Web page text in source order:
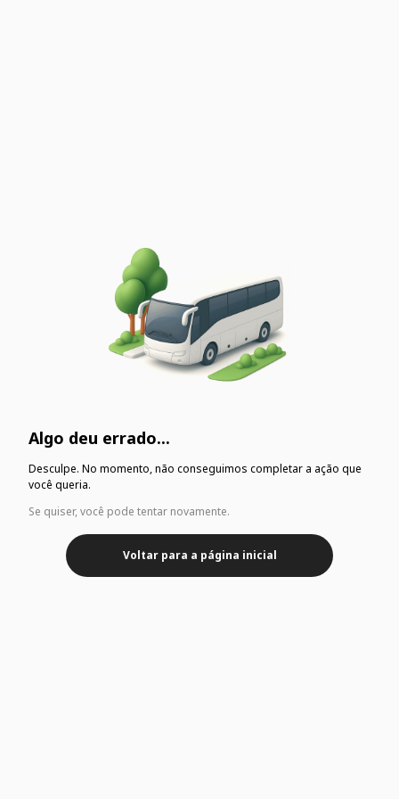
Algo deu errado...
Desculpe. No momento, não conseguimos completar a ação que
você queria.
Se quiser, você pode tentar novamente.
Voltar para a página inicial